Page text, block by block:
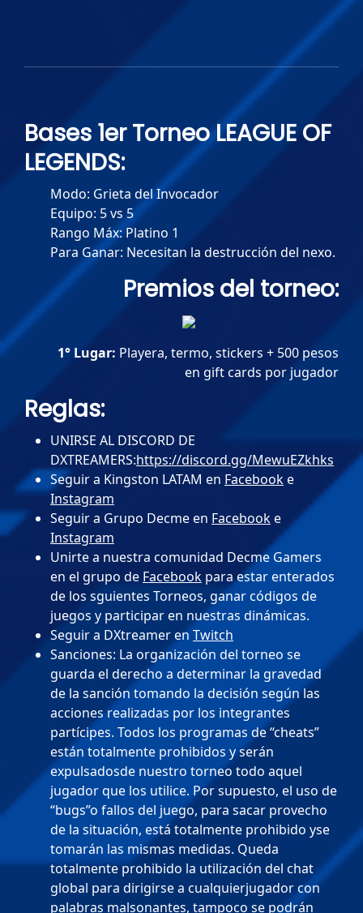
Bases 1er Torneo LEAGUE OF
LEGENDS:
Modo: Grieta del Invocador
Equipo: 5 vs 5
Rango Máx: Platino 1
Para Ganar: Necesitan la destrucción del nexo.
Premios del torneo:
1° Lugar: Playera, termo, stickers + 500 pesos
en gift cards por jugador
Reglas:
UNIRSE AL DISCORD DE
DXTREAMERS:https://discord.gg/MewuEZkhks
Seguir a Kingston LATAM en Facebooke
Instagram
Seguir a Grupo Decme en Facebooke
Instagram
Unirte a nuestra comunidad Decme Gamers
en el grupo de Facebook para estar enterados
de los sguientes Torneos, ganar códigos de
juegos y participar en nuestras dinámicas.
Seguir a DXtreamer en Twitch
Sanciones: La organización del torneo se
guarda el derecho a determinar la gravedad
de la sanción tomando la decisión según las
acciones realizadas por los integrantes
partícipes. Todos los programas de “cheats”
están totalmente prohibidos y serán
expulsadosde nuestro torneo todo aquel
jugador que los utilice. Por supuesto, el uso de
“bugs”o fallos del juego, para sacar provecho
de la situación, está totalmente prohibido yse
tomarán las mismas medidas. Queda
totalmente prohibido la utilización del chat
global para dirigirse a cualquierjugador con
palabras malsonantes, tampoco se podrán